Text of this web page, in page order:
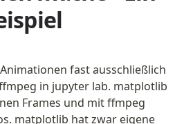
fast ausschließlich
in jupyter lab. matplotlib
Frames und mit ffmpeg
matplotlib hat zwar eigene